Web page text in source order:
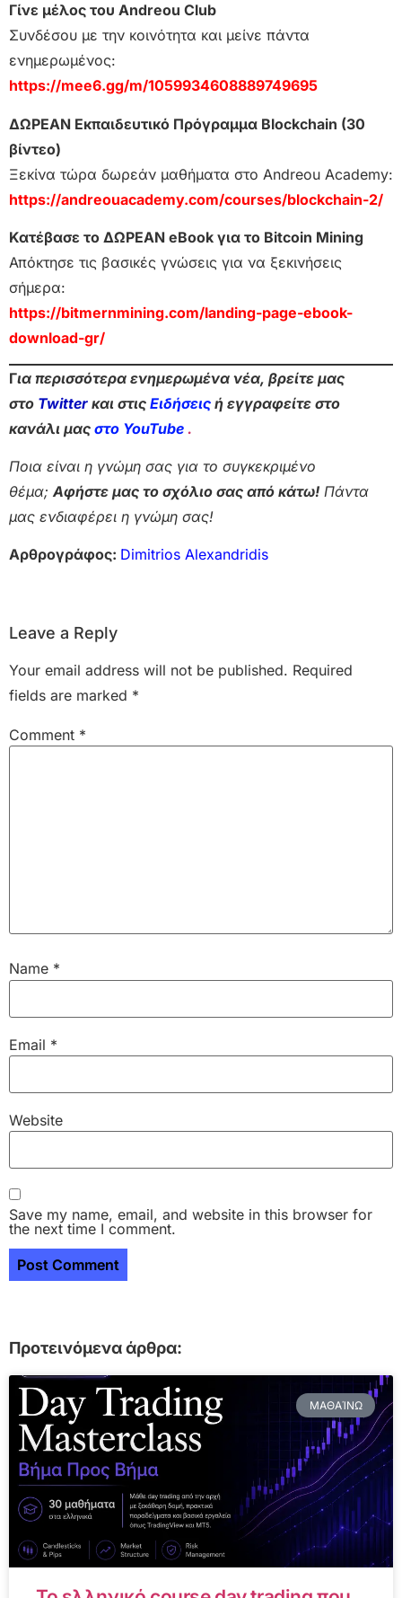
Γίνε μέλος του Andreou Club
Συνδέσου με την κοινότητα και μείνε πάντα
ενημερωμένος:
https://mee6.gg/m/1059934608889749695
ΔΩΡΕΑΝ Εκπαιδευτικό Πρόγραμμα Blockchain (30
βίντεο)
Ξεκίνα τώρα δωρεάν μαθήματα στο Andreou Academy:
https://andreouacademy.com/courses/blockchain-2/
Κατέβασε το ΔΩΡΕΑΝ eBook για το Bitcoin Mining
Απόκτησε τις βασικές γνώσεις για να ξεκινήσεις
σήμερα:
https://bitmernmining.com/landing-page-ebook-
download-gr/
Για περισσότερα ενημερωμένα νέα, βρείτε μας
στο Twitter και στις Ειδήσεις ή εγγραφείτε στο
κανάλι μας στο YouTube .
Ποια είναι η γνώμη σας για το συγκεκριμένο
θέμα; Αφήστε μας το σχόλιο σας από κάτω! Πάντα
μας ενδιαφέρει η γνώμη σας!
Αρθρογράφος: Dimitrios Alexandridis
Leave a Reply
Your email address will not be published. Required
fields are marked *
Comment *
Name *
Email *
Website
Save my name, email, and website in this browser for
the next time I comment.
Προτεινόμενα άρθρα:
ΜΑΘΑΊΝΩ